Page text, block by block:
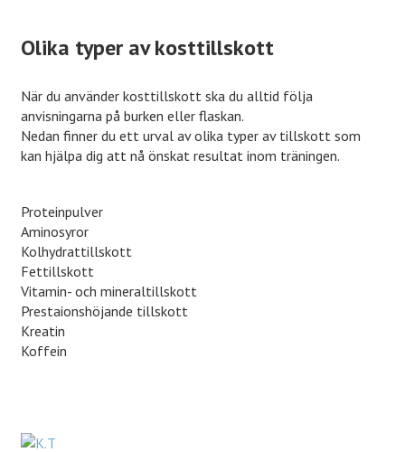
Olika typer av kosttillskott
När du använder kosttillskott ska du alltid följa
anvisningarna på burken eller flaskan.
Nedan finner du ett urval av olika typer av tillskott som
kan hjälpa dig att nå önskat resultat inom träningen.
Proteinpulver
Aminosyror
Kolhydrattillskott
Fettillskott
Vitamin- och mineraltillskott
Prestaionshöjande tillskott
Kreatin
Koffein